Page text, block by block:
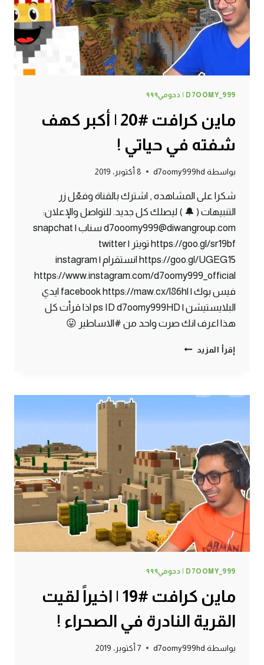
الكهف
!
D7OOMY_999 | دحومي٩٩٩
ماين كرافت #20 | أكبر كهف
شفته في حياتي !
بواسطة d7oomy999hd 8 أكتوبر، 2019
شكرا على المشاهده , اشترك بالقناة وفعّل زر
التنبيهات ( 🔔 ) ليصلك كل جديد. للتواصل والإعلان:
d7ooomy999@diwangroup.com سناب | snapchat
https://goo.gl/sr19bf تويتر | twitter
https://goo.gl/UGEG15 انستقرام | instagram
https://www.instagram.com/d7oomy999_official
فيس بوك | facebook https://maw.cx/l86hl ايدي
البلايستيشن | ps ID d7oomy999HD اذا قرأت كل
هذا اعرف انك صرت واحد من #الاساطير 😛
إقرأ المزيد ماين
أكبر
حياتي
!
D7OOMY_999 | دحومي٩٩٩
ماين كرافت #19 | اخيراً لقيت
القرية النادرة في الصحراء !
بواسطة d7oomy999hd 7 أكتوبر، 2019